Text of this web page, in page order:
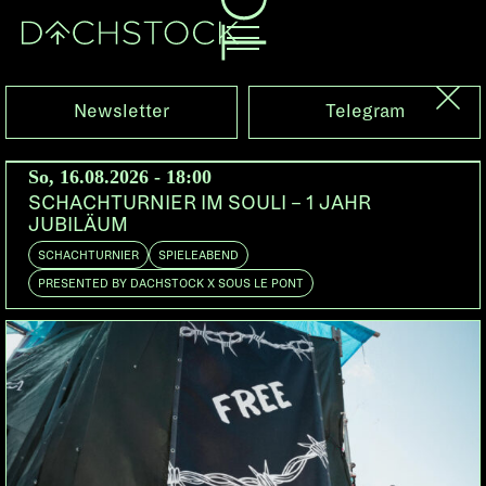
Mo, 16.01.2017
ÖFFENTLICHE DISKUSSION
ZU DEMOKRATISCHER
STADTANEIGNUNG
DOORS:19:30
• Mit Aktionsformen wie Reclaim the Streets
werden festgeschriebene Nutzungsvorschriften
von öffentlichem Raum temporär ausser Kraft
gesetzt.
• Das Konzept Urban Citizenship hat zum Ziel,
Newsletter Telegram
So, 16.08.2026 - 18:00
SCHACHTURNIER IM SOULI – 1 JAHR
JUBILÄUM
SCHACHTURNIER SPIELEABEND
PRESENTED BY DACHSTOCK X SOUS LE PONT